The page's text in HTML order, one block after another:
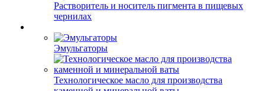
Растворитель и носитель пигмента в пищевых
чернилах
Эмульгаторы
Технологическое масло для производства